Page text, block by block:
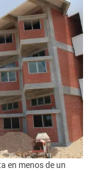
en menos de un